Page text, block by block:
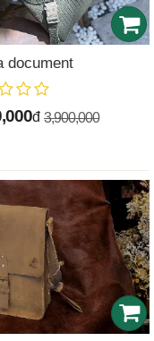
document
đ 3,900,000